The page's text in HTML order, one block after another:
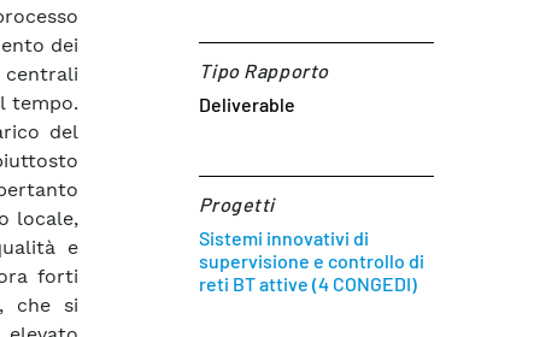
dei
centrali
tempo.
del
locale,
e
forti
che si
Tipo Rapporto
Deliverable
Progetti
Sistemi innovativi di
supervisione e controllo di
reti BT attive (4 CONGEDI)